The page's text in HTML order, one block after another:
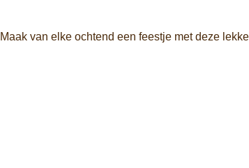
Maak van elke ochtend een feestje met deze